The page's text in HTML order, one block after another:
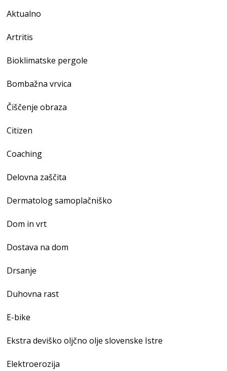
Aktualno
Artritis
Bioklimatske pergole
Bombažna vrvica
Čiščenje obraza
Citizen
Coaching
Delovna zaščita
Dermatolog samoplačniško
Dom in vrt
Dostava na dom
Drsanje
Duhovna rast
E-bike
Ekstra deviško oljčno olje slovenske Istre
Elektroerozija